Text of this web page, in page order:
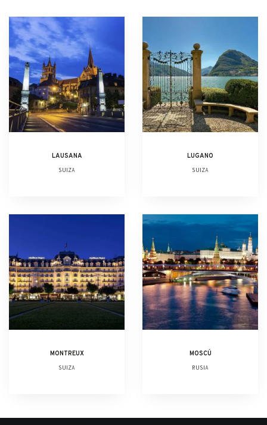
LAUSANA
SUIZA
LUGANO
SUIZA
MONTREUX
SUIZA
MOSCÚ
RUSIA